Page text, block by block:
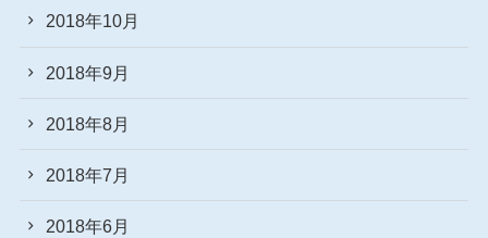
2018年10月
2018年9月
2018年8月
2018年7月
2018年6月